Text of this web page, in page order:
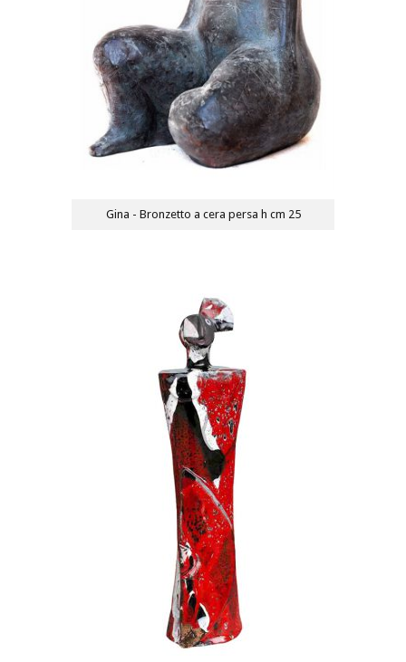
Gina - Bronzetto a cera persa h cm 25